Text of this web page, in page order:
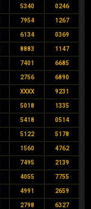
5340 0246
7954 1267
6134 0369
8883 1147
7401 6685
2756 6890
XXXX 9231
5018 1335
5418 0514
5122 5178
1560 4762
7495 2139
4055 7755
4991 2659
2798 6327